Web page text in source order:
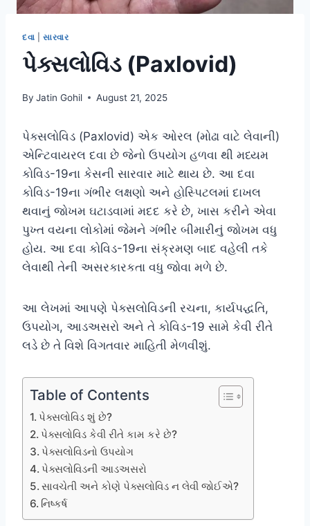
દવા સારવાર
પેક્સલોવિડ (Paxlovid)
By Jatin Gohil August 21, 2025
પેક્સલોવિડ (Paxlovid) એક ઓરલ (મોઢા વાટે લેવાની)
એન્ટિવાયરલ દવા છે જેનો ઉપયોગ હળવા થી મધ્યમ
કોવિડ-19ના કેસની સારવાર માટે થાય છે. આ દવા
કોવિડ-19ના ગંભીર લક્ષણો અને હોસ્પિટલમાં દાખલ
થવાનું જોખમ ઘટાડવામાં મદદ કરે છે, ખાસ કરીને એવા
પુખ્ત વયના લોકોમાં જેમને ગંભીર બીમારીનું જોખમ વધુ
હોય. આ દવા કોવિડ-19ના સંક્રમણ બાદ વહેલી તકે
લેવાથી તેની અસરકારકતા વધુ જોવા મળે છે.
આ લેખમાં આપણે પેક્સલોવિડની રચના, કાર્યપદ્ધતિ,
ઉપયોગ, આડઅસરો અને તે કોવિડ-19 સામે કેવી રીતે
લડે છે તે વિશે વિગતવાર માહિતી મેળવીશું.
Table of Contents
પેક્સલોવિડ શું છે?
પેક્સલોવિડ કેવી રીતે કામ કરે છે?
પેક્સલોવિડનો ઉપયોગ
પેક્સલોવિડની આડઅસરો
સાવચેતી અને કોણે પેક્સલોવિડ ન લેવી જોઈએ?
નિષ્કર્ષ